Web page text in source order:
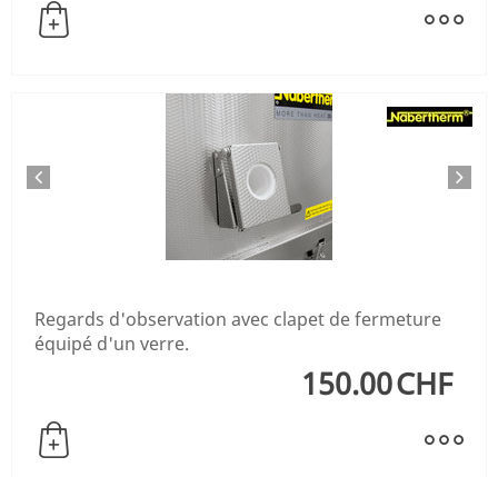
Regards d'observation avec clapet de fermeture
équipé d'un verre.
150.00CHF